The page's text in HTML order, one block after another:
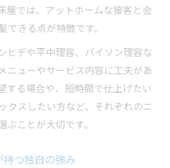
屋では、アットホームな接客と会
きる点が特徴です。
ヒデや平中理容、バイソン理容な
ニューやサービス内容に工夫があ
する場合や、短時間で仕上げたい
クスしたい方など、それぞれのニ
ことが大切です。
つ独自の強み